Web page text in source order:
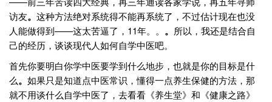
访友。 这种方法绝对系统得不能再系统了，不过估计现在也没
人能做得到——这太苦逼了，11年。。 。 所以，我还是结合自
己的经历，谈谈现代人如何自学中医吧。
首先你要明白你学中医要学到什么地步，也就是你的目标是什
么。 如果只是知道点中医常识，懂得一点养生保健的方法，那
就不用谈什么自学中医了，去看看《养生堂》和《健康之路》